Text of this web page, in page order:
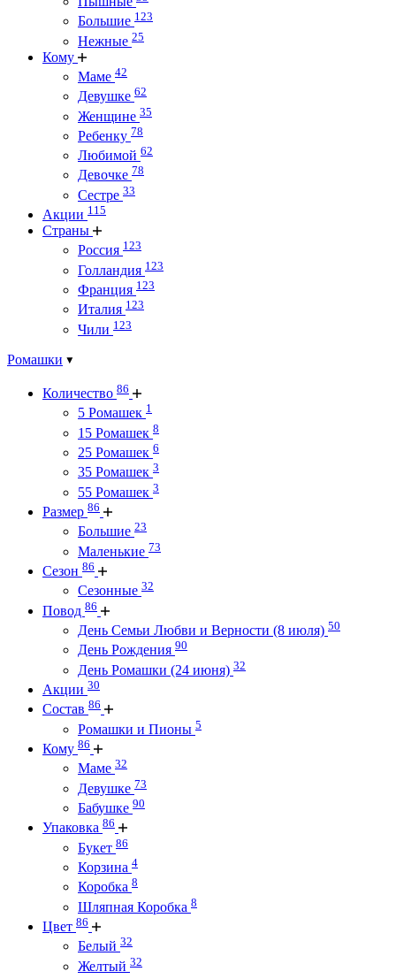
Большие 123
Нежные 25
Кому
Маме 42
Девушке 62
Женщине 35
Ребенку 78
Любимой 62
Девочке 78
Сестре 33
Акции 115
Страны
Россия 123
Голландия 123
Франция 123
Италия 123
Чили 123
Ромашки
Количество 86
5 Ромашек 1
15 Ромашек 8
25 Ромашек 6
35 Ромашек 3
55 Ромашек 3
Размер 86
Большие 23
Маленькие 73
Сезон 86
Сезонные 32
Повод 86
День Семьи Любви и Верности (8 июля) 50
День Рождения 90
День Ромашки (24 июня) 32
Акции 30
Состав 86
Ромашки и Пионы 5
Кому 86
Маме 32
Девушке 73
Бабушке 90
Упаковка 86
Букет 86
Корзина 4
Коробка 8
Шляпная Коробка 8
Цвет 86
Белый 32
Желтый 32